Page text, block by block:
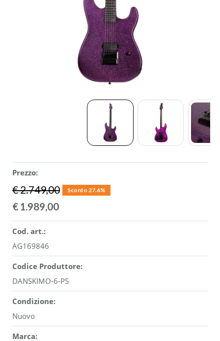
Prezzo:
€ 2.749,00 Sconto 27.6%
€ 1.989,00
Cod. art.:
AG169846
Codice Produttore:
DANSKIMO-6-PS
Condizione:
Nuovo
Marca: